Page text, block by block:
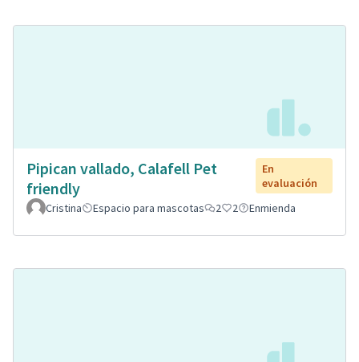
Pipican vallado, Calafell Pet
friendly
En
evaluación
Cristina
Espacio para mascotas 2 2 Enmienda